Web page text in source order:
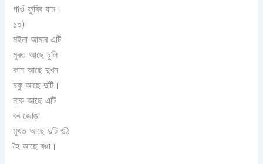
গাওঁ ফুৰিব যাম।
১০)
মইনা আমাৰ এটি
মুৰত আছে চুলি
কান আছে দুখন
চকু আছে দুটি।
নাক আছে এটি
বৰ জোঙা
মুখত আছে দুটি ওঁঠ
হৈ আছে ৰঙা।